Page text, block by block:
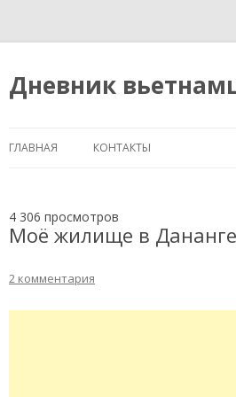
Дневник
ГЛАВНАЯ КОНТАКТЫ
4 306 просмотров
Моё жилище в Дананге
2 комментария